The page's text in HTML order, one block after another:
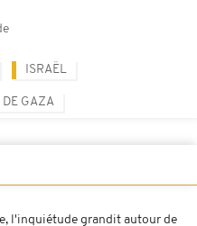
ISRAËL
DE GAZA
l'inquiétude grandit autour de